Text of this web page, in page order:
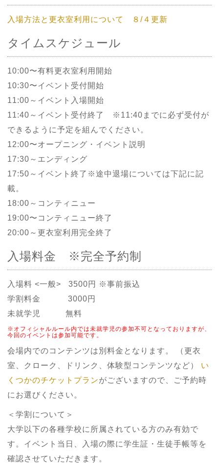
入場方法と更衣室利用について ８/４更新
タイムスケジュール
10:00〜有料更衣室利用開始
10:30〜イベント受付開始
11:00～イベント入場開始
11:40～イベント受付終了 ※11:40までに必ず受付が
できるように予定を組んでください。
12:00〜オープニング・イベント説明
17:30～エンディング
17:50～イベント終了※途中退場については下記に記
載。
18:00～コンティニュー
19:00〜コンティニュー終了
20:00～更衣室利用完全終了
入場料金 ※完全予約制
入場料 <一般> 3500円 ※事前振込
学割料金 3000円
未就学児 無料
※オフィシャルルール内では未就学児の参加不可となっておりますが、
今回のイベントは参加可能です。
会場内でのコンテンツは別料金となります。 （更衣
室、クローク、ドリンク、体験型コンテンツなど） い
くつかのチケットプランがございますので、ご予約時
にお選びください。
＜学割について＞
大学以下の各種学校に所属されている方のみ有効で
す。イベント当日、入場の際に学生証・生徒手帳等を
確認させていただきます。